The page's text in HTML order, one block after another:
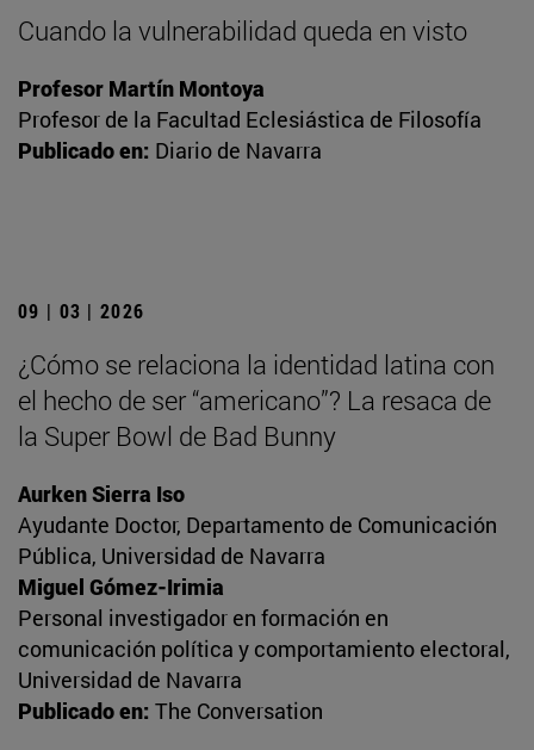
Cuando la vulnerabilidad queda en visto
Profesor Martín Montoya
Profesor de la Facultad Eclesiástica de Filosofía
Publicado en: Diario de Navarra
09 | 03 | 2026
¿Cómo se relaciona la identidad latina con
el hecho de ser “americano”? La resaca de
la Super Bowl de Bad Bunny
Aurken Sierra Iso
Ayudante Doctor, Departamento de Comunicación
Pública, Universidad de Navarra
Miguel Gómez-Irimia
Personal investigador en formación en
comunicación política y comportamiento electoral,
Universidad de Navarra
Publicado en: The Conversation